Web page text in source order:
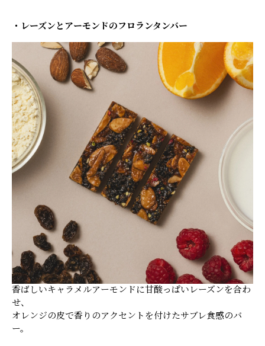
・レーズンとアーモンドのフロランタンバー
香ばしいキャラメルアーモンドに甘酸っぱいレーズンを合わ
せ、
オレンジの皮で香りのアクセントを付けたサブレ食感のバ
ー。